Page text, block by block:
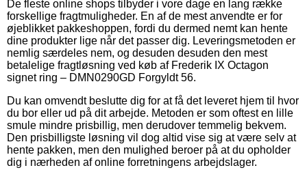
De fleste online shops tilbyder i vore dage en lang række
forskellige fragtmuligheder. En af de mest anvendte er for
øjeblikket pakkeshoppen, fordi du dermed nemt kan hente
dine produkter lige når det passer dig. Leveringsmetoden er
nemlig særdeles nem, og desuden desuden den mest
betalelige fragtløsning ved køb af Frederik IX Octagon
signet ring – DMN0290GD Forgyldt 56.
Du kan omvendt beslutte dig for at få det leveret hjem til hvor
du bor eller ud på dit arbejde. Metoden er som oftest en lille
smule mindre prisbillig, men derudover temmelig bekvem.
Den prisbilligste løsning vil dog altid vise sig at være selv at
hente pakken, men den mulighed beroer på at du opholder
dig i nærheden af online forretningens arbejdslager.